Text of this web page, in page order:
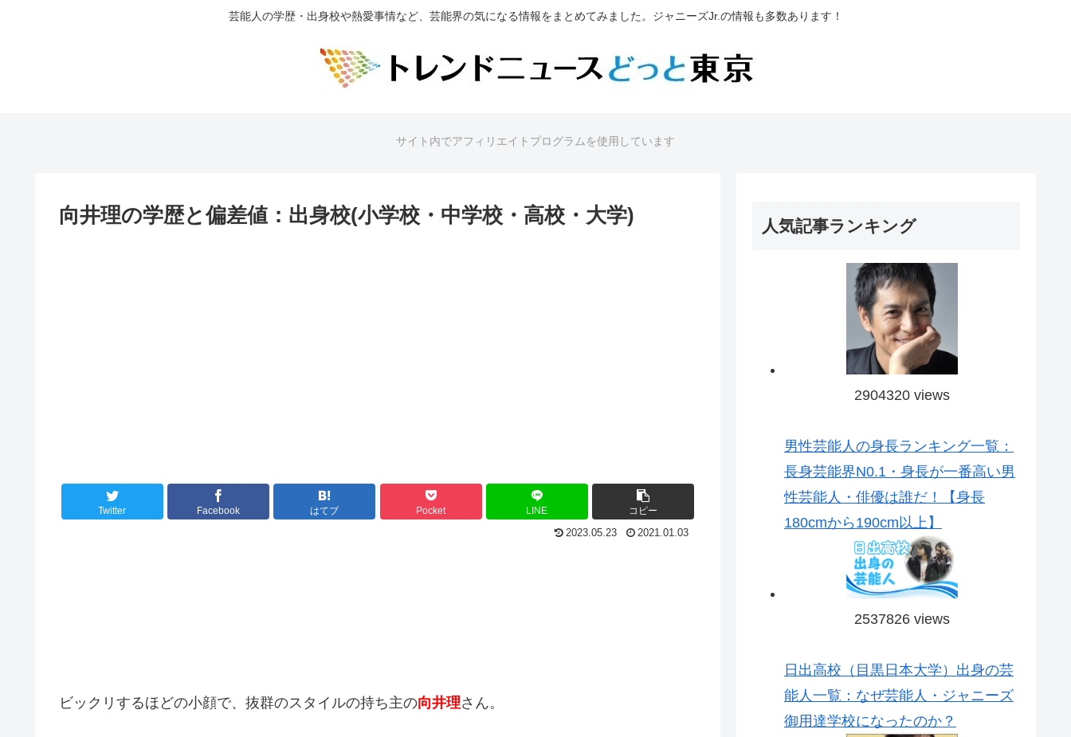
芸能人の学歴・出身校や熱愛事情など、芸能界の気になる情報をまとめてみました。ジャニーズJr.の情報も多数あります！
サイト内でアフィリエイトプログラムを使用しています
向井理の学歴と偏差値：出身校(小学校・中学校・高校・大学)
Twitter Facebook はてブ Pocket LINE コピー
2023.05.23 2021.01.03
ビックリするほどの小顔で、抜群のスタイルの持ち主の向井理さん。
人気記事ランキング
2904320 views
男性芸能人の身長ランキング一覧：
長身芸能界N0.1・身長が一番高い男
性芸能人・俳優は誰だ！【身長
180cmから190cm以上】
2537826 views
日出高校（目黒日本大学）出身の芸
能人一覧：なぜ芸能人・ジャニーズ
御用達学校になったのか？